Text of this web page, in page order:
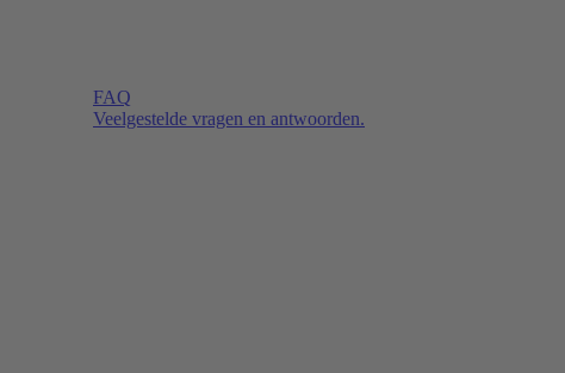
FAQ
Veelgestelde vragen en antwoorden.